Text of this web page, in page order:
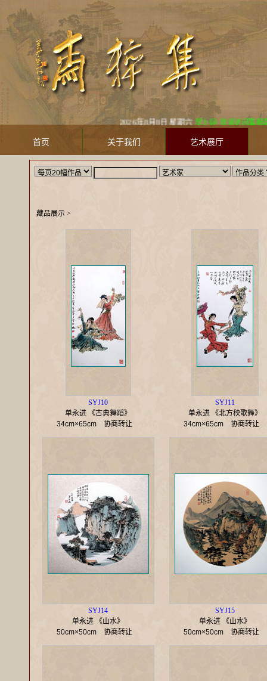
2026年8月8日 星期六 早上好! 欢迎访问集粹斋美
首页 关于我们 艺术展厅
藏品展示 >
SYJ10
单永进 《古典舞蹈》
34cm×65cm 协商转让
SYJ11
单永进 《北方秧歌舞》
34cm×65cm 协商转让
SYJ14
单永进 《山水》
50cm×50cm 协商转让
SYJ15
单永进 《山水》
50cm×50cm 协商转让